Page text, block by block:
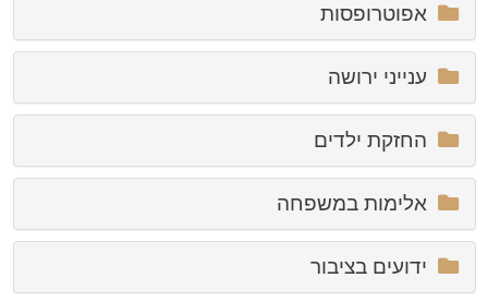
אפוטרופסות
ענייני ירושה
החזקת ילדים
אלימות במשפחה
ידועים בציבור